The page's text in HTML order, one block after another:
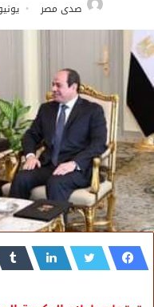
صدى مصر يونيو